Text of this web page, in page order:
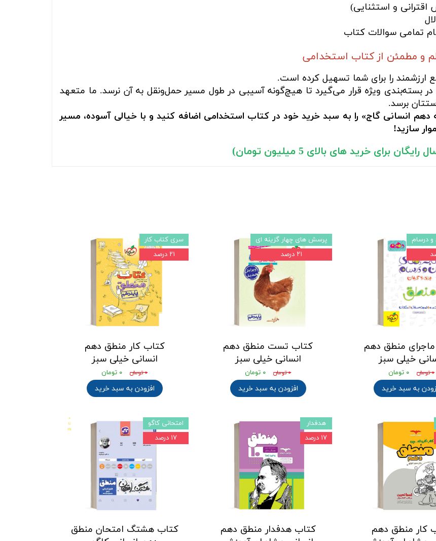
اقترانی و استثنایی)
تمامی سوالات کتاب
و مطمئن از کتاب استخدامی
ارزشمند را برای شما تسهیل کرده است.
بسته‌بندی ویژه قرار می‌گیرد تا هیچ‌گونه آسیبی در طول مسیر حمل‌ونقل به آن نرسد. ما متعهد
برسد.
انسانی گاج» را به سبد خرید خود در کتاب استخدامی اضافه کنید و با خیالی آسوده، مسیر
سازید!
رایگان برای خرید های بالای 5 میلیون تومان)
منطق دهم
خیلی سبز
۰ تومان ۰ تومان
به سبد خرید
و درسام
کتاب تست منطق دهم
انسانی خیلی سبز
۰ تومان ۰ تومان
افزودن به سبد خرید
پرسش های چهار گزینه ای
۲۱ درصد
کتاب کار منطق دهم
انسانی خیلی سبز
۰ تومان ۰ تومان
افزودن به سبد خرید
سری کتاب کار
۲۱ درصد
کار منطق دهم
کتاب هدفدار منطق دهم
هدفدار
۱۷ درصد
کتاب هشتگ امتحان منطق
امتحانی کاگو
۱۷ درصد